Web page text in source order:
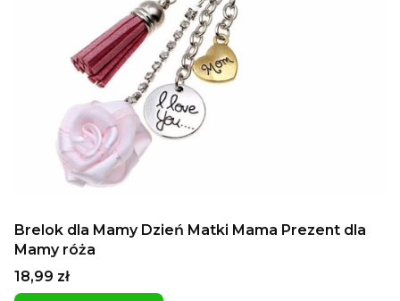
Brelok dla Mamy Dzień Matki Mama Prezent dla
Mamy róża
Cena
18,99 zł